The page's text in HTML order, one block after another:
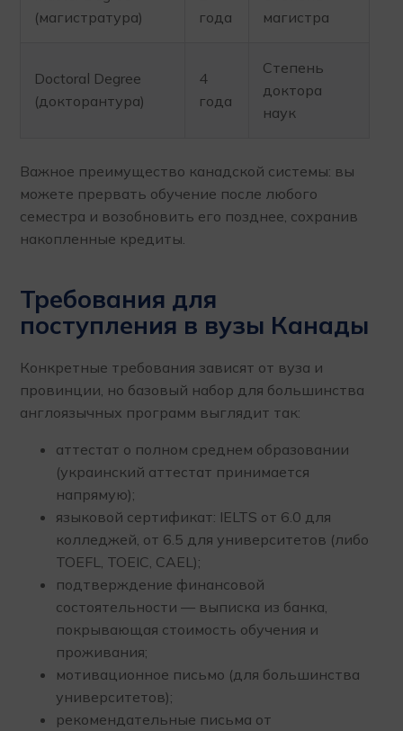
(магистратура)
года
магистра
Doctoral Degree
(докторантура)
4
года
Степень
доктора
наук
Важное преимущество канадской системы: вы
можете прервать обучение после любого
семестра и возобновить его позднее, сохранив
накопленные кредиты.
Требования для
поступления в вузы Канады
Конкретные требования зависят от вуза и
провинции, но базовый набор для большинства
англоязычных программ выглядит так:
аттестат о полном среднем образовании
(украинский аттестат принимается
напрямую);
языковой сертификат: IELTS от 6.0 для
колледжей, от 6.5 для университетов (либо
TOEFL, TOEIC, CAEL);
подтверждение финансовой
состоятельности — выписка из банка,
покрывающая стоимость обучения и
проживания;
мотивационное письмо (для большинства
университетов);
рекомендательные письма от